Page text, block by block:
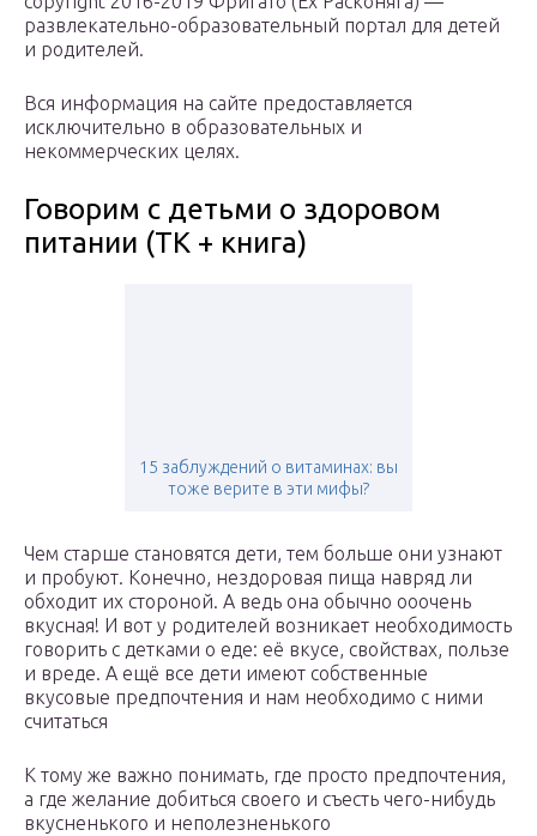
развлекательно-образовательный портал для детей
и родителей.
Вся информация на сайте предоставляется
исключительно в образовательных и
некоммерческих целях.
Говорим с детьми о здоровом
питании (ТК + книга)
15 заблуждений о витаминах: вы
тоже верите в эти мифы?
Чем старше становятся дети, тем больше они узнают
и пробуют. Конечно, нездоровая пища навряд ли
обходит их стороной. А ведь она обычно ооочень
вкусная! И вот у родителей возникает необходимость
говорить с детками о еде: её вкусе, свойствах, пользе
и вреде. А ещё все дети имеют собственные
вкусовые предпочтения и нам необходимо с ними
считаться
К тому же важно понимать, где просто предпочтения,
а где желание добиться своего и съесть чего-нибудь
вкусненького и неполезненького